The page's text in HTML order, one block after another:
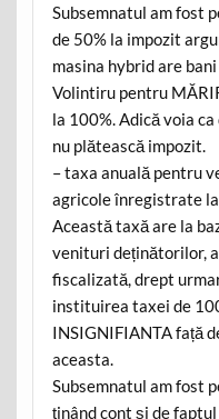
Subsemnatul am fost
de 50% la impozit
masina hybrid are
Volintiru pentru
la 100%. Adică voia
nu plătească impozit.
– taxa anuală pentru
agricole înregistrate
Această taxă are la
venituri deținătorilor,
fiscalizată, drept
instituirea taxei de
INSIGNIFIANTA față
aceasta.
Subsemnatul am fost
ținând cont și de